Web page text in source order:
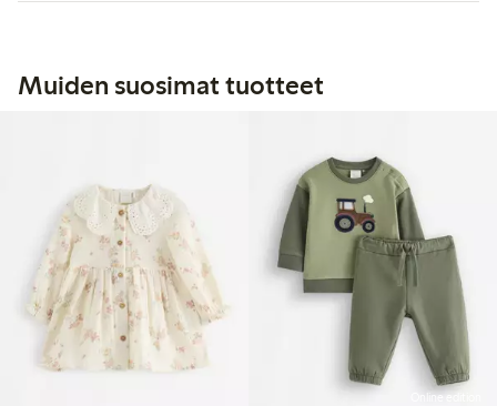
Muiden suosimat tuotteet
Online edition